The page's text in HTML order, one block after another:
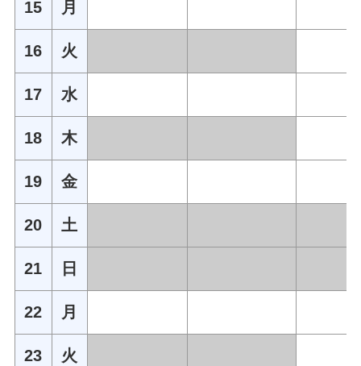
15 月
16 火
17 水
18 木
19 金
20 土
21 日
22 月
23 火